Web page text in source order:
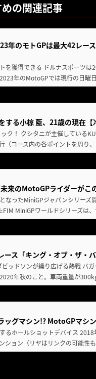
の関連記事
年のモトGPは最大42レー
を獲得できる ドルナスポーツ
年のMotoGPでは現行の日曜
る小椋 藍、21歳の現在【
ク！ クシタニが主催している
（コース内の各ポイントを周り
来のMotoGPライダーがこ
なったMiniGPジャパンシリー
FIM MiniGPワールドシリーズは
ス「キング・オブ・ザ・
ッドソンが繰り広げる熱戦 バ
年秋のこと。車両重量が
ッグマシン!? MotoGPマシ
るホールショットデバイス
ション（リヤはリンクの可能